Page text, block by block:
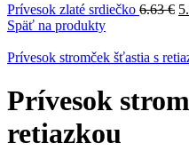
Prívesok zlaté srdiečko 6.63€
Späť na produkty
Prívesok stromček šťastia s
Prívesok
retiazkou